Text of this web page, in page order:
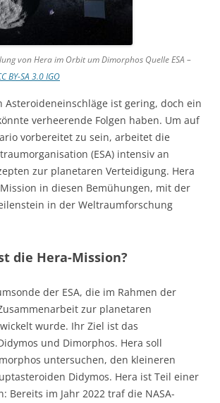
von Hera im Orbit um Dimorphos Quelle ESA –
BY-SA 3.0 IGO
Asteroideneinschläge ist gering, doch ein
verheerende Folgen haben. Um auf
vorbereitet zu sein, arbeitet die
(ESA) intensiv an
zur planetaren Verteidigung. Hera
in diesen Bemühungen, mit der
in der Weltraumforschung
die Hera-Mission?
der ESA, die im Rahmen der
zur planetaren
wurde. Ihr Ziel ist das
und Dimorphos. Hera soll
untersuchen, den kleineren
Didymos. Hera ist Teil einer
Bereits im Jahr 2022 traf die NASA-